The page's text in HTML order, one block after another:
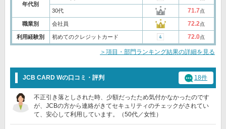
年代別
30代 71.7点
職業別 会社員 72.2点
利用経験別 初めてのクレジットカード 72.0点
＞項目・部門ランキング結果の詳細を見る
JCB CARD Wの口コミ・評判 18件
不正引き落としされた時、少額だったため気付かなかったのです
が、JCBの方から連絡がきてセキュリティのチェックがされてい
て、安心して利用しています。（50代／女性）